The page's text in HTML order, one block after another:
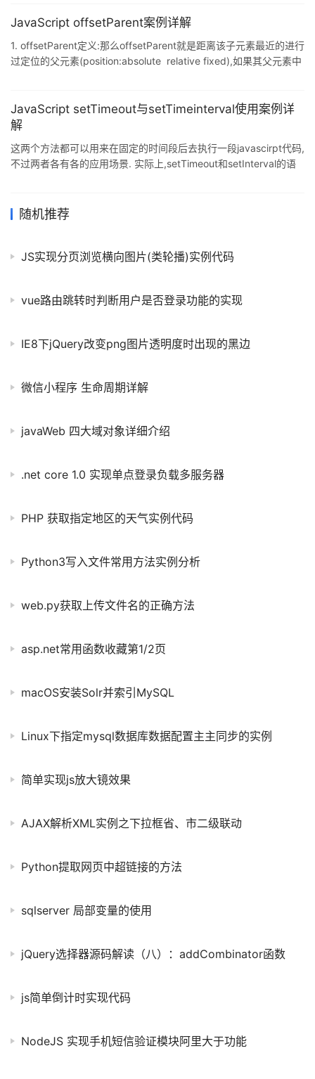
严格模式下,分别指向 undefined.null. 2.区别 apply() 方法可接收两
标函数
JavaScript offsetParent案例详解
1. offsetParent定义:那么offsetParent就是距离该子元素最近的进行
过定位的父元素(position:absolute relative fixed),如果其父元素中
offsetParent的结果为null(firefox中为:body,其他浏览器返回为null)
元素自身无fixed定位,且父元素也不存在定位,offsetPa
JavaScript setTimeout与setTimeinterval使用案例详
解
这两个方法都可以用来在固定的时间段后去执行一段javascirpt代码,
不过两者各有各的应用场景. 实际上,setTimeout和setInterval的语
不过这两个函数还是有区别的,setInterval在执行完一次代码之后,经
随机推荐
JS实现分页浏览横向图片(类轮播)实例代码
vue路由跳转时判断用户是否登录功能的实现
IE8下jQuery改变png图片透明度时出现的黑边
微信小程序 生命周期详解
javaWeb 四大域对象详细介绍
.net core 1.0 实现单点登录负载多服务器
PHP 获取指定地区的天气实例代码
Python3写入文件常用方法实例分析
web.py获取上传文件名的正确方法
asp.net常用函数收藏第1/2页
macOS安装Solr并索引MySQL
Linux下指定mysql数据库数据配置主主同步的实例
简单实现js放大镜效果
AJAX解析XML实例之下拉框省、市二级联动
Python提取网页中超链接的方法
sqlserver 局部变量的使用
jQuery选择器源码解读（八）：addCombinator函数
js简单倒计时实现代码
NodeJS 实现手机短信验证模块阿里大于功能